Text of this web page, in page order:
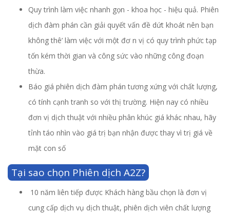
Quy trình làm việc nhanh gọn - khoa học - hiệu quả. Phiên
dịch đàm phán cần giải quyết vấn đề dứt khoát nên bạn
không thê’ làm việc với một đơ n vị có quy trình phức tạp
tốn kém thời gian và công sức vào những công đoạn
thừa.
Báo giá phiên dịch đàm phán tương xứng với chất lượng,
có tính cạnh tranh so với thị trường. Hiện nay có nhiều
đơn vị dịch thuật với nhiều phân khúc giá khác nhau, hãy
tỉnh táo nhìn vào giá trị bạn nhận được thay vì trị giá về
mặt con số
Tại sao chọn Phiên dịch A2Z?
10 năm liên tiếp được Khách hàng bầu chọn là đơn vị
cung cấp dịch vụ dịch thuật, phiên dịch viên chất lượng